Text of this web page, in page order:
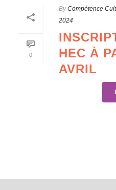
0
By Compétence
2024
HEC À
AVRIL